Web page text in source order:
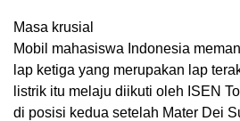
Masa krusial
Mobil mahasiswa Indonesia
lap ketiga yang merupakan lap
listrik itu melaju diikuti oleh ISEN
di posisi kedua setelah Mater Dei